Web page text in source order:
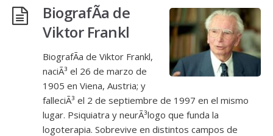
BiografÃ­a de
Viktor Frankl
BiografÃ­a de Viktor Frankl,
naciÃ³ el 26 de marzo de
1905 en Viena, Austria; y
falleciÃ³ el 2 de septiembre de 1997 en el mismo
lugar. Psiquiatra y neurÃ³logo que funda la
logoterapia. Sobrevive en distintos campos de